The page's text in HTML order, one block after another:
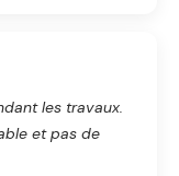
les travaux.
et pas de